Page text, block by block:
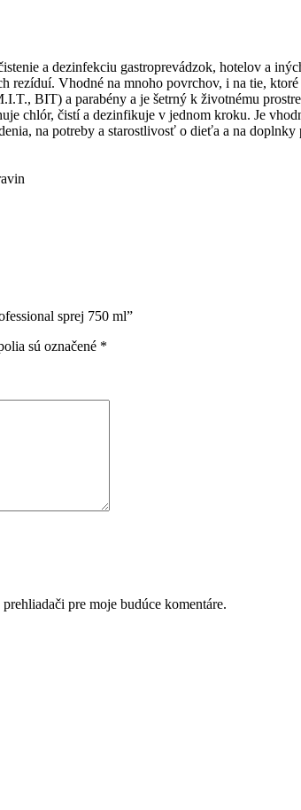
a dezinfekciu gastroprevádzok, hotelov a
rezíduí. Vhodné na mnoho povrchov, i na tie,
BIT) a parabény a je šetrný k životnému
chlór, čistí a dezinfikuje v jednom kroku. Je
na potreby a starostlivosť o dieťa a na doplnky
sprej 750 ml”
sú označené *
pre moje budúce komentáre.